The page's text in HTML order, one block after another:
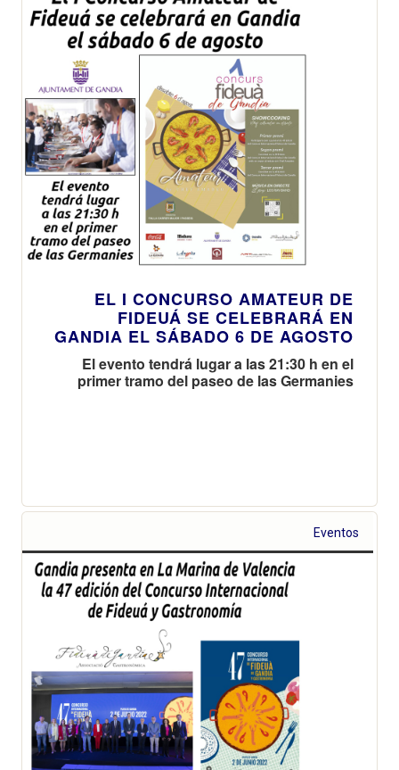
EL I CONCURSO AMATEUR DE
FIDEUÁ SE CELEBRARÁ EN
GANDIA EL SÁBADO 6 DE AGOSTO
El evento tendrá lugar a las 21:30 h en el
primer tramo del paseo de las Germanies
Eventos